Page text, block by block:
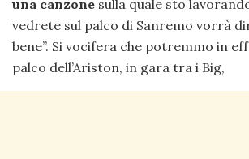
una canzone sulla quale sto
vedrete sul palco di Sanremo vorrà
bene”. Si vocifera che potremmo in
palco dell’Ariston, in gara tra i Big,